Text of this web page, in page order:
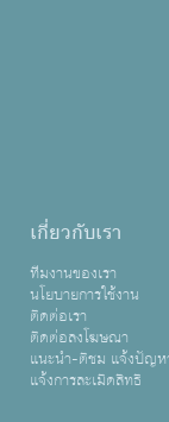
เกี่ยวกับเรา
ทีมงานของเรา
นโยบายการใช้งาน
ติดต่อเรา
ติดต่อลงโฆษณา
แนะนำ-ติชม แจ้งปัญห
แจ้งการละเมิดสิทธิ